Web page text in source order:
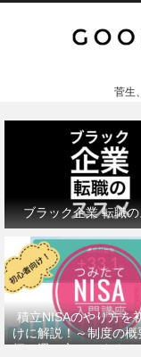
菅生
ブラック企業 転職
積立NISAのやり方を
けに解説！～制度の概
柄の選び方、おすすめ